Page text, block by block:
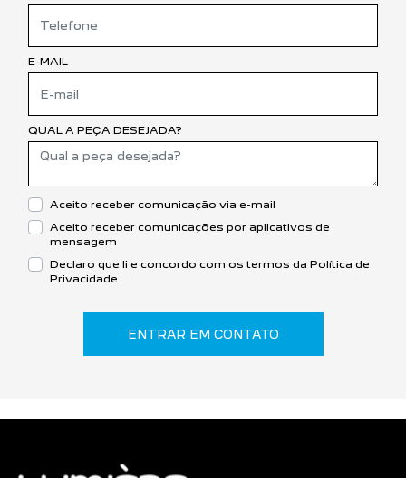
E-MAIL
QUAL A PEÇA DESEJADA?
Aceito receber comunicação via e-mail
Aceito receber comunicações por aplicativos de
mensagem
Declaro que li e concordo com os termos da Política de
Privacidade
ENTRAR EM CONTATO